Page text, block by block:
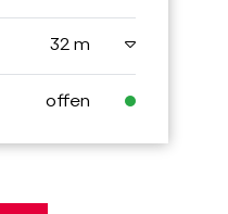
32 m
offen